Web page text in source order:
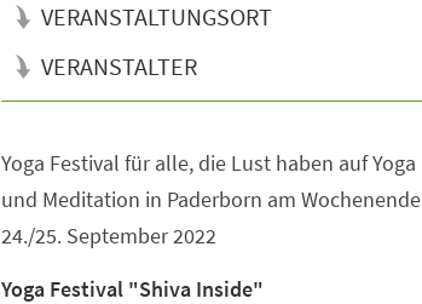
VERANSTALTUNGSORT
VERANSTALTER
Yoga Festival für alle, die Lust haben auf Yoga
und Meditation in Paderborn am Wochenende
24./25. September 2022
Yoga Festival "Shiva Inside"